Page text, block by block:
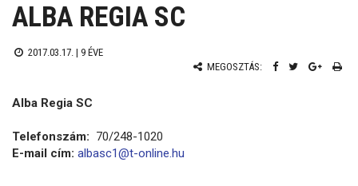
ALBA REGIA SC
2017.03.17. | 9 ÉVE
MEGOSZTÁS:
Alba Regia SC
Telefonszám: 70/248-1020
E-mail cím: albasc1@t-online.hu